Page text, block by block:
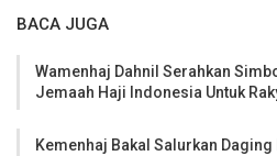
BACA JUGA
Wamenhaj Dahnil Serahkan
Jemaah Haji Indonesia Untuk
Kemenhaj Bakal Salurkan